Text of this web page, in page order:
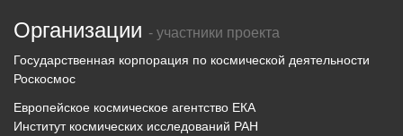
Организации - участники проекта
Государственная корпорация по космической деятельности
Роскосмос
Европейское космическое агентство ЕКА
Институт космических исследований РАН